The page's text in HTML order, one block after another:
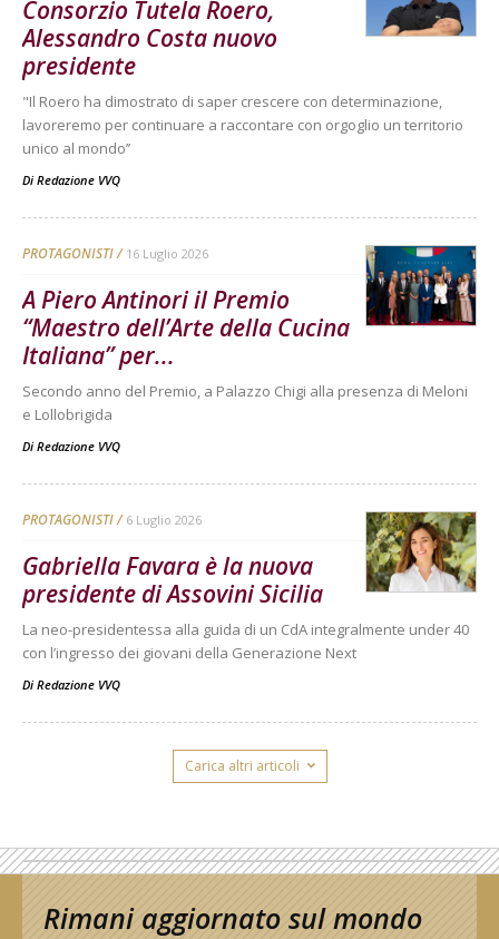
Consorzio Tutela Roero,
Alessandro Costa nuovo
presidente
"Il Roero ha dimostrato di saper crescere con determinazione,
lavoreremo per continuare a raccontare con orgoglio un territorio
unico al mondo’’
Di Redazione VVQ
PROTAGONISTI 16 Luglio 2026
A Piero Antinori il Premio
“Maestro dell’Arte della Cucina
Italiana” per...
Secondo anno del Premio, a Palazzo Chigi alla presenza di Meloni
e Lollobrigida
Di Redazione VVQ
PROTAGONISTI 6 Luglio 2026
Gabriella Favara è la nuova
presidente di Assovini Sicilia
La neo-presidentessa alla guida di un CdA integralmente under 40
con l’ingresso dei giovani della Generazione Next
Di Redazione VVQ
Carica altri articoli
Rimani aggiornato sul mondo